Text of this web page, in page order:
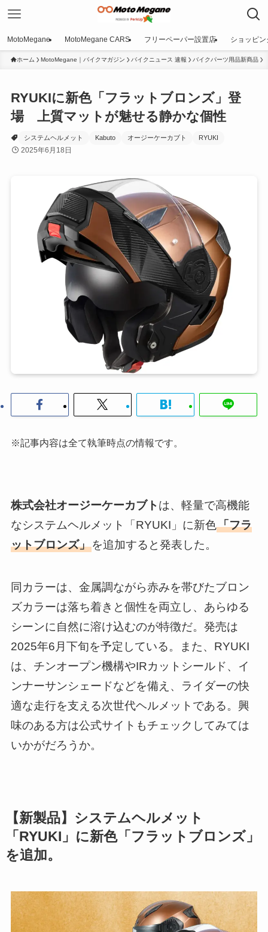
MotoMegane MotoMegane CARS フリーペーパー設置店 ショッピン
ホーム MotoMegane｜バイクマガジン バイクニュース 速報 バイクパーツ用品新商品
RYUKIに新色「フラットブロンズ」登
場 上質マットが魅せる静かな個性
システムヘルメット Kabuto オージーケーカブト RYUKI
2025年6月18日
※記事内容は全て執筆時点の情報です。
株式会社オージーケーカブトは、軽量で高機能
なシステムヘルメット「RYUKI」に新色「フラ
ットブロンズ」を追加すると発表した。
同カラーは、金属調ながら赤みを帯びたブロン
ズカラーは落ち着きと個性を両立し、あらゆる
シーンに自然に溶け込むのが特徴だ。発売は
2025年6月下旬を予定している。また、RYUKI
は、チンオープン機構やIRカットシールド、イ
ンナーサンシェードなどを備え、ライダーの快
適な走行を支える次世代ヘルメットである。興
味のある方は公式サイトもチェックしてみては
いかがだろうか。
【新製品】システムヘルメット
「RYUKI」に新色「フラットブロンズ」
を追加。